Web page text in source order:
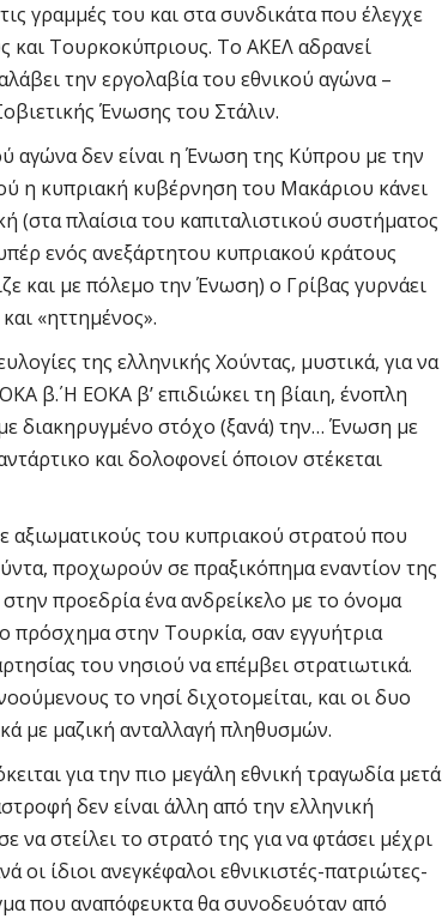
γραμμές του και στα συνδικάτα που έλεγχε
και Τουρκοκύπριους. Το ΑΚΕΛ αδρανεί
την εργολαβία του εθνικού αγώνα –
Ένωσης του Στάλιν.
αγώνα δεν είναι η Ένωση της Κύπρου με την
η κυπριακή κυβέρνηση του Μακάριου κάνει
(στα πλαίσια του καπιταλιστικού συστήματος
ενός ανεξάρτητου κυπριακού κράτους
και με πόλεμο την Ένωση) ο Γρίβας γυρνάει
«ηττημένος».
της ελληνικής Χούντας, μυστικά, για να
β΄. Η ΕΟΚΑ β’ επιδιώκει τη βίαιη, ένοπλη
διακηρυγμένο στόχο (ξανά) την… Ένωση με
και δολοφονεί όποιον στέκεται
αξιωματικούς του κυπριακού στρατού που
προχωρούν σε πραξικόπημα εναντίον της
προεδρία ένα ανδρείκελο με το όνομα
πρόσχημα στην Τουρκία, σαν εγγυήτρια
του νησιού να επέμβει στρατιωτικά.
το νησί διχοτομείται, και οι δυο
με μαζική ανταλλαγή πληθυσμών.
για την πιο μεγάλη εθνική τραγωδία μετά
δεν είναι άλλη από την ελληνική
στείλει το στρατό της για να φτάσει μέχρι
ίδιοι ανεγκέφαλοι εθνικιστές-πατριώτες-
που αναπόφευκτα θα συνοδευόταν από